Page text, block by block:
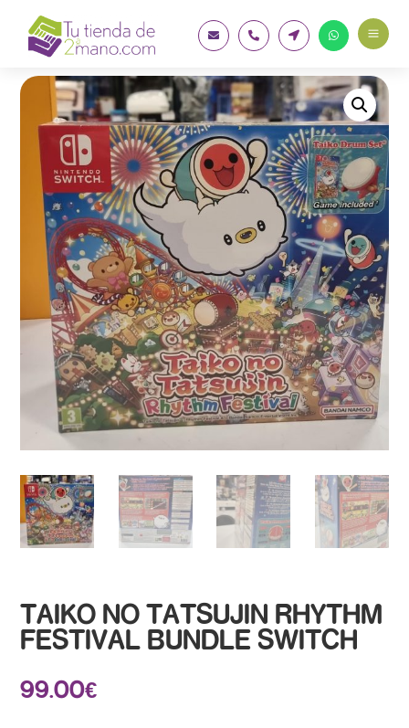
    a
TAIKO NO TATSUJIN RHYTHM
FESTIVAL BUNDLE SWITCH
99.00€